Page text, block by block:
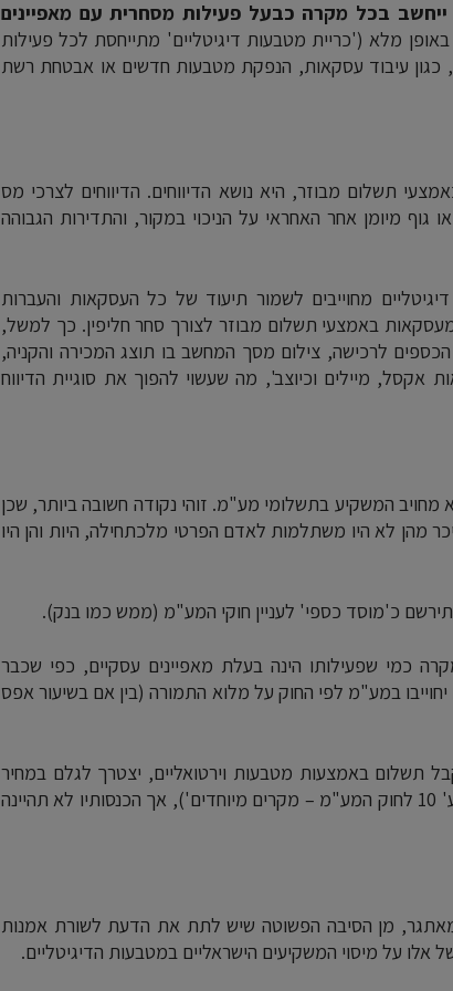
ייחשב בכל מקרה כבעל פעילות מסחרית עם מאפיינים
מלא ('כריית מטבעות דיגיטליים' מתייחסת לכל פעילות
כגון עיבוד עסקאות, הנפקת מטבעות חדשים או אבטחת רשת
תשלום מבוזר, היא נושא הדיווחים. הדיווחים לצרכי מס
בהעדר בנק או גוף מיומן אחר האחראי על הניכוי במקור, והתדירות הגבוהה
מחוייבים לשמור תיעוד של כל העסקאות והעברות
באמצעי תשלום מבוזר לצורך סחר חליפין. כך למשל,
לרכישה, צילום מסך המחשב בו תוצג המכירה והקניה,
מיילים וכיוצב', מה שעשוי להפוך את סוגיית הדיווח
מחויב המשקיע בתשלומי מע"מ. זוהי נקודה חשובה ביותר, שכן
מהן לא היו משתלמות לאדם הפרטי מלכתחילה, היות והן היו
כ'מוסד כספי' לעניין חוקי המע"מ (ממש כמו בנק).
כמי שפעילותו הינה בעלת מאפיינים עסקיים, כפי שכבר
במע"מ לפי החוק על מלוא התמורה (בין אם בשיעור אפס
תשלום באמצעות מטבעות וירטואליים, יצטרך לגלם במחיר
העסקה את 'המחיר שהיה משתלם בעדה בתנאים רגילים' (לפי סע' 10 לחוק המע"מ – מקרים מיוחדים'), אך הכנסותיו לא תהיינה
ומאתגר, מן הסיבה הפשוטה שיש לתת את הדעת לשורת אמנות
על מיסוי המשקיעים הישראליים במטבעות הדיגיטליים.